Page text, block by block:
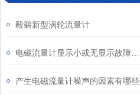
毅碧新型涡轮流量计
产生电磁流量计噪声的因素有哪些